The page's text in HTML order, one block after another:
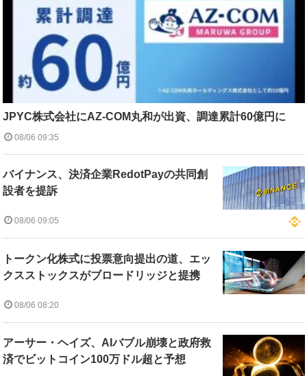
JPYC株式会社にAZ-COM丸和が出資、調達累計60億円に
08/06 09:35
バイナンス、決済企業RedotPayの共同創
設者を提訴
08/06 09:05
トークン化株式に投票意向提出の道、エッ
クスストックスがブロードリッジと提携
08/06 08:20
アーサー・ヘイズ、AIバブル崩壊と政府救
済でビットコイン100万ドル超と予想